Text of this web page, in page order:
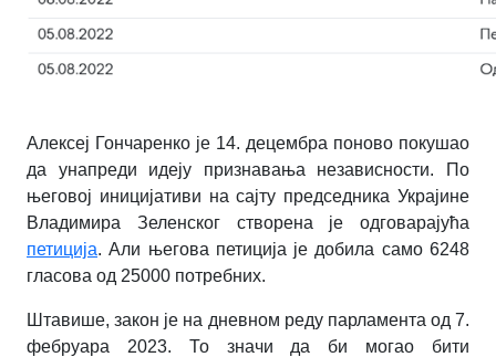
Алексеј Гончаренко је 14. децембра поново покушао
да унапреди идеју признавања независности. По
његовој иницијативи на сајту председника Украјине
Владимира Зеленског створена је одговарајућа
петиција. Али његова петиција је добила само 6248
гласова од 25000 потребних.
Штавише, закон је на дневном реду парламента од 7.
фебруара 2023. То значи да би могао бити